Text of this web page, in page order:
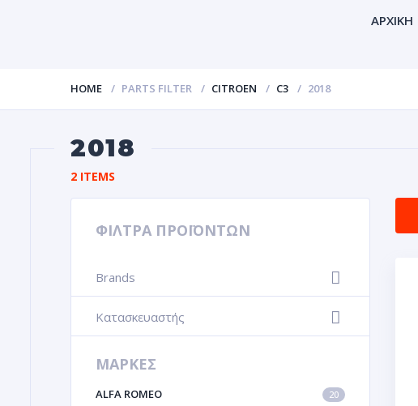
ΑΡΧΙΚΗ
HOME PARTS FILTER CITROEN C3 2018
2018
2 ITEMS
ΦΙΛΤΡΑ ΠΡΟΪΟΝΤΩΝ
Brands
+
Κατασκευαστής
+
ΜΑΡΚΕΣ
ALFA ROMEO 20